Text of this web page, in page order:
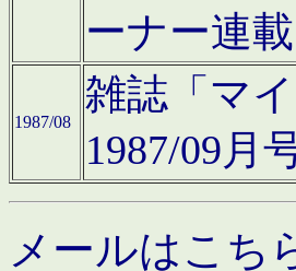
ーナー連
1987/08
雑誌「マ
1987/09月
メールはこち